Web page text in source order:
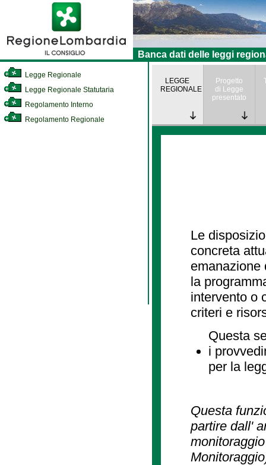
Banca dati delle leggi
Legge Regionale
Legge Regionale Statutaria
Regolamento Interno
Regolamento Regionale
LEGGE
REGIONALE
Progetto
di Legge
presentato
Le
concreta
emanazione
la
intervento o
criteri e
Questa
i
per la
Questa
partire dall'